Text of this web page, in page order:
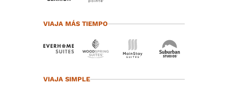
VIAJA MÁS TIEMPO
VIAJA SIMPLE